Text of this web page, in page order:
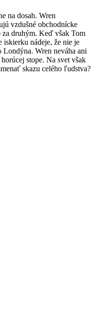
na dosah. Wren
vzdušné obchodnícke
za druhým. Keď však Tom
iskierku nádeje, že nie je
Wren neváha ani
stope. Na svet však
skazu celého ľudstva?